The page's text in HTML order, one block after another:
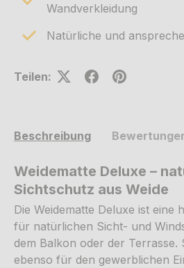
Wandverkleidung
Natürliche und
Teilen:
Beschreibung
Weidematte Deluxe –
Sichtschutz aus Weide
Die Weidematte Deluxe ist eine
für natürlichen Sicht- und
dem Balkon oder der Terrasse.
ebenso für den gewerblichen